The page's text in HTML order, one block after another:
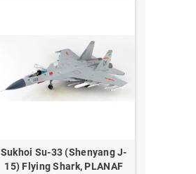
Sukhoi Su-33 (Shenyang J-
15) Flying Shark, PLANAF